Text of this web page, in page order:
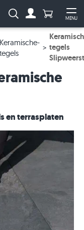
MENU
Zoeken: Aantal
Keramische-
tegels
tegels
en terrasplaten